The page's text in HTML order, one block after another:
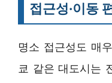
접근성·이동
명소 접근성도 매
쿄 같은 대도시는